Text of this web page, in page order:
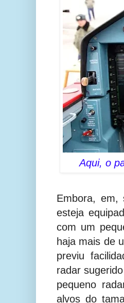
Aqui, o
Embora, em,
esteja
com um
haja mais de
previu
radar
pequeno
alvos do